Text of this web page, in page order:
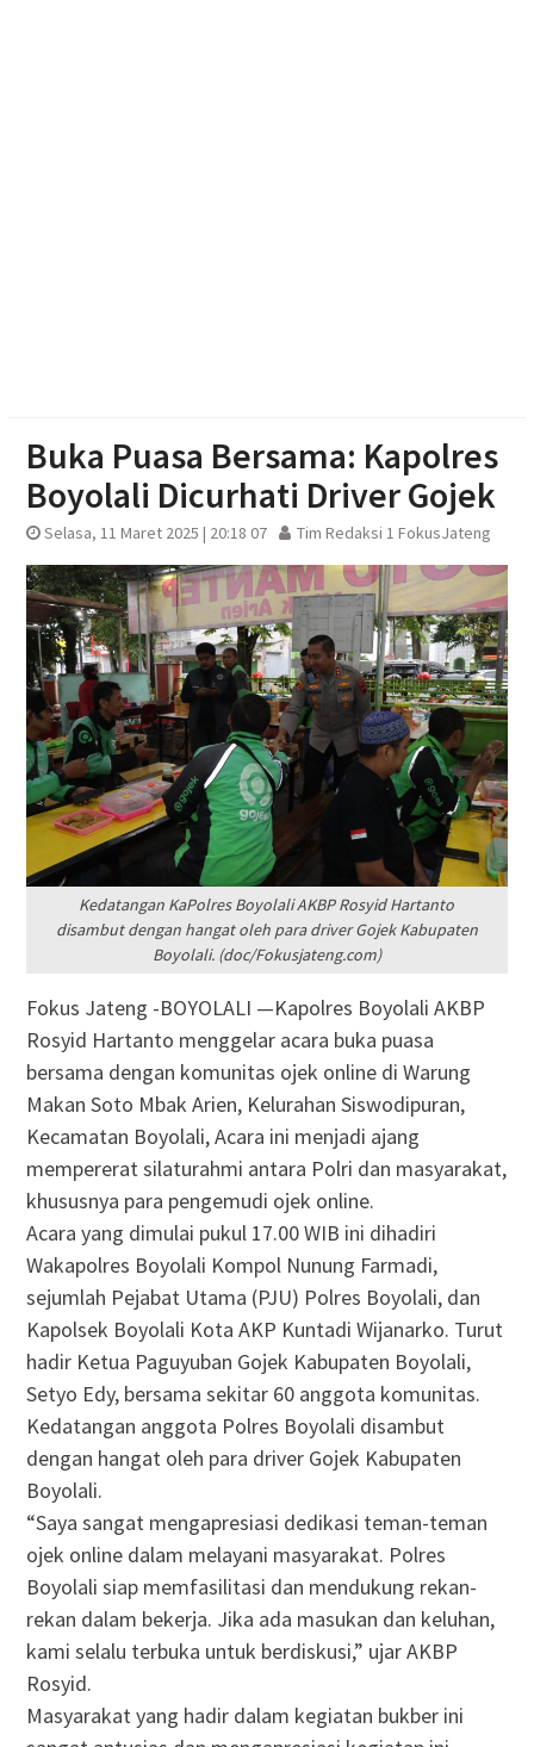
Buka Puasa Bersama: Kapolres
Boyolali Dicurhati Driver Gojek
Selasa, 11 Maret 2025 | 20:18 07 Tim Redaksi 1 FokusJateng
Kedatangan KaPolres Boyolali AKBP Rosyid Hartanto
disambut dengan hangat oleh para driver Gojek Kabupaten
Boyolali. (doc/Fokusjateng.com)
Fokus Jateng -BOYOLALI —Kapolres Boyolali AKBP
Rosyid Hartanto menggelar acara buka puasa
bersama dengan komunitas ojek online di Warung
Makan Soto Mbak Arien, Kelurahan Siswodipuran,
Kecamatan Boyolali, Acara ini menjadi ajang
mempererat silaturahmi antara Polri dan masyarakat,
khususnya para pengemudi ojek online.
Acara yang dimulai pukul 17.00 WIB ini dihadiri
Wakapolres Boyolali Kompol Nunung Farmadi,
sejumlah Pejabat Utama (PJU) Polres Boyolali, dan
Kapolsek Boyolali Kota AKP Kuntadi Wijanarko. Turut
hadir Ketua Paguyuban Gojek Kabupaten Boyolali,
Setyo Edy, bersama sekitar 60 anggota komunitas.
Kedatangan anggota Polres Boyolali disambut
dengan hangat oleh para driver Gojek Kabupaten
Boyolali.
“Saya sangat mengapresiasi dedikasi teman-teman
ojek online dalam melayani masyarakat. Polres
Boyolali siap memfasilitasi dan mendukung rekan-
rekan dalam bekerja. Jika ada masukan dan keluhan,
kami selalu terbuka untuk berdiskusi,” ujar AKBP
Rosyid.
Masyarakat yang hadir dalam kegiatan bukber ini